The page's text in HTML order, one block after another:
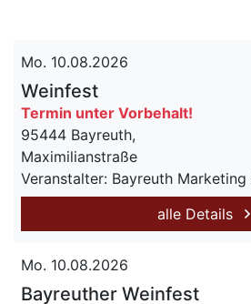
Mo. 10.08.2026
Weinfest
Termin unter Vorbehalt!
95444 Bayreuth,
Maximilianstraße
Veranstalter: Bayreuth Marketing
alle Details
Mo. 10.08.2026
Bayreuther Weinfest